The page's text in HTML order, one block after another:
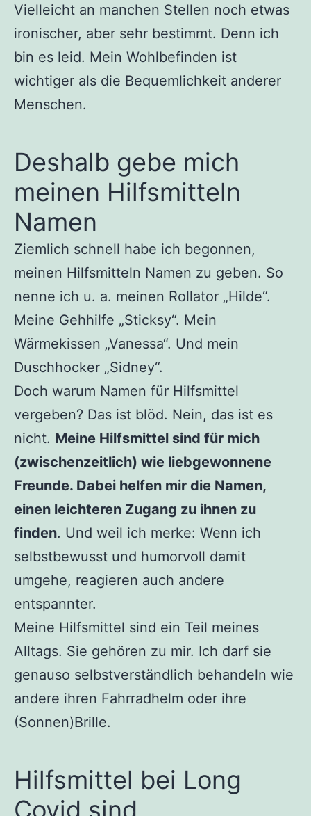
Vielleicht an manchen Stellen noch etwas
ironischer, aber sehr bestimmt. Denn ich
bin es leid. Mein Wohlbefinden ist
wichtiger als die Bequemlichkeit anderer
Menschen.
Deshalb gebe mich
meinen Hilfsmitteln
Namen
Ziemlich schnell habe ich begonnen,
meinen Hilfsmitteln Namen zu geben. So
nenne ich u. a. meinen Rollator „Hilde“.
Meine Gehhilfe „Sticksy“. Mein
Wärmekissen „Vanessa“. Und mein
Duschhocker „Sidney“.
Doch warum Namen für Hilfsmittel
vergeben? Das ist blöd. Nein, das ist es
nicht. Meine Hilfsmittel sind für mich
(zwischenzeitlich) wie liebgewonnene
Freunde. Dabei helfen mir die Namen,
einen leichteren Zugang zu ihnen zu
finden. Und weil ich merke: Wenn ich
selbstbewusst und humorvoll damit
umgehe, reagieren auch andere
entspannter.
Meine Hilfsmittel sind ein Teil meines
Alltags. Sie gehören zu mir. Ich darf sie
genauso selbstverständlich behandeln wie
andere ihren Fahrradhelm oder ihre
(Sonnen)Brille.
Hilfsmittel bei Long
Covid sind